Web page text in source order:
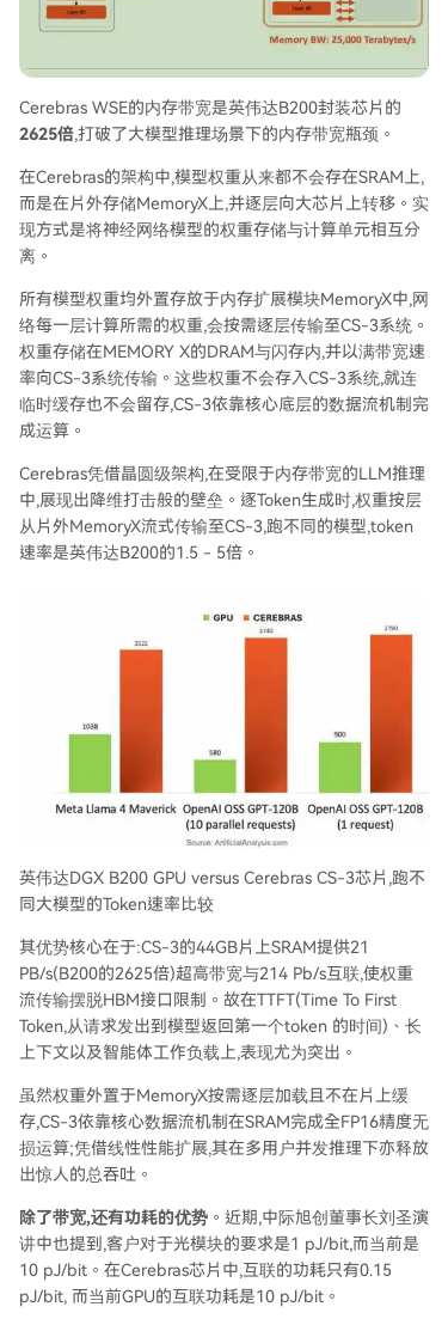
Cerebras WSE的内存带宽是英伟达B200封装芯片的
2625倍,打破了大模型推理场景下的内存带宽瓶颈。
在Cerebras的架构中,模型权重从来都不会存在SRAM上,
而是在片外存储MemoryX上,并逐层向大芯片上转移。实
现方式是将神经网络模型的权重存储与计算单元相互分
离。
所有模型权重均外置存放于内存扩展模块MemoryX中,网
络每一层计算所需的权重,会按需逐层传输至CS-3系统。
权重存储在MEMORY X的DRAM与闪存内,并以满带宽速
率向CS-3系统传输。这些权重不会存入CS-3系统,就连
临时缓存也不会留存,CS-3依靠核心底层的数据流机制完
成运算。
Cerebras凭借晶圆级架构,在受限于内存带宽的LLM推理
中,展现出降维打击般的壁垒。逐Token生成时,权重按层
从片外MemoryX流式传输至CS-3,跑不同的模型,token
速率是英伟达B200的1.5 - 5倍。
英伟达DGX B200 GPU versus Cerebras CS-3芯片,跑不
同大模型的Token速率比较
其优势核心在于:CS-3的44GB片上SRAM提供21
PB/s(B200的2625倍)超高带宽与214 Pb/s互联,使权重
流传输摆脱HBM接口限制。故在TTFT(Time To First
Token,从请求发出到模型返回第一个token 的时间)、长
上下文以及智能体工作负载上,表现尤为突出。
虽然权重外置于MemoryX按需逐层加载且不在片上缓
存,CS-3依靠核心数据流机制在SRAM完成全FP16精度无
损运算;凭借线性性能扩展,其在多用户并发推理下亦释放
出惊人的总吞吐。
除了带宽,还有功耗的优势 。近期,中际旭创董事长刘圣演
讲中也提到,客户对于光模块的要求是1 pJ/bit,而当前是
10 pJ/bit。在Cerebras芯片中,互联的功耗只有0.15
pJ/bit, 而当前GPU的互联功耗是10 pJ/bit。